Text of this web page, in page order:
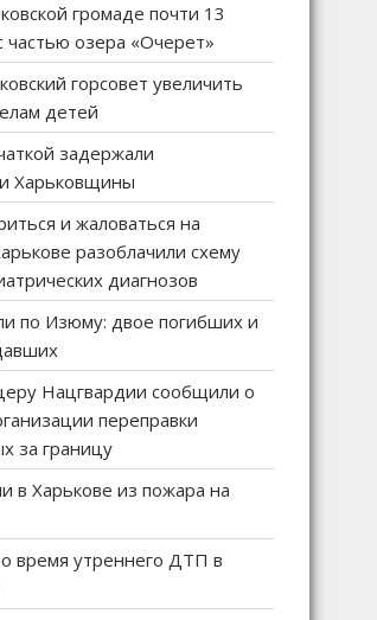
громаде почти 13
частью озера «Очерет»
горсовет увеличить
детей
задержали
Харьковщины
и жаловаться на
разоблачили схему
диагнозов
по Изюму: двое погибших и
Нацгвардии сообщили о
переправки
за границу
в Харькове из пожара на
время утреннего ДТП в